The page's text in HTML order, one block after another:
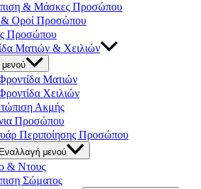
& Μάσκες Προσώπου
& Οροί Προσώπου
Προσώπου
Ματιών & Χειλιών
Ματιών
Χειλιών
Ακμής
Προσώπου
Περιποίησης Προσώπου
Εναλλαγή μενού
& Ντους
Σώματος